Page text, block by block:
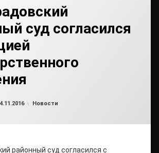
суд согласился
Рубрики:
Новости
районный суд согласился с